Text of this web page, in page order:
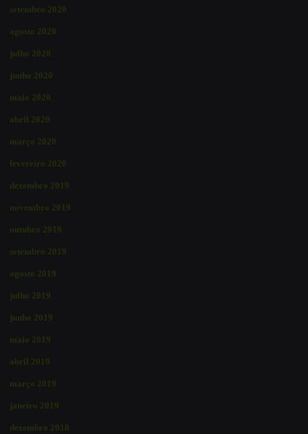
setembro 2020
agosto 2020
julho 2020
junho 2020
maio 2020
abril 2020
março 2020
fevereiro 2020
dezembro 2019
novembro 2019
outubro 2019
setembro 2019
agosto 2019
julho 2019
junho 2019
maio 2019
abril 2019
março 2019
janeiro 2019
dezembro 2018